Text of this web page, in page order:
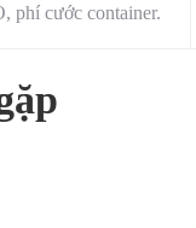
phí cước container.